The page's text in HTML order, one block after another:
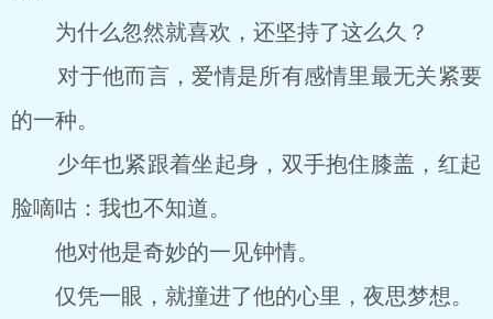
为什么忽然就喜欢，还坚持了这么久？
对于他而言，爱情是所有感情里最无关紧要
的一种。
少年也紧跟着坐起身，双手抱住膝盖，红起
脸嘀咕：我也不知道。
他对他是奇妙的一见钟情。
仅凭一眼，就撞进了他的心里，夜思梦想。